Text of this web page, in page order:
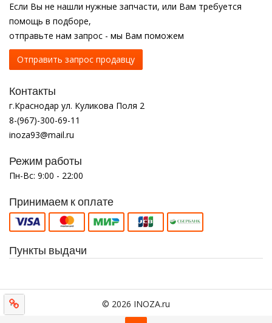
Если Вы не нашли нужные запчасти, или Вам требуется
помощь в подборе,
отправьте нам запрос - мы Вам поможем
Отправить запрос продавцу
Контакты
г.Краснодар ул. Куликова Поля 2
8-(967)-300-69-11
inoza93@mail.ru
Режим работы
Пн-Вс: 9:00 - 22:00
Принимаем к оплате
Пункты выдачи
© 2026 INOZA.ru